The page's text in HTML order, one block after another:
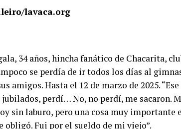
lavaca.org
34 años, hincha fanático de Chacarita,
se perdía de ir todos los días al
amigos. Hasta el 12 de marzo de 2025.
perdí… No, no perdí, me sacaron.
sin laburo, pero una cosa muy importante
obligó. Fui por el sueldo de mi viejo”.